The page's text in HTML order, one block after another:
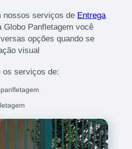
nossos serviços de Entrega
Globo Panfletagem você
opções quando se
visual
os serviços de: